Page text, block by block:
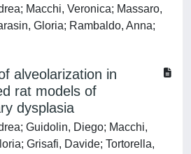
Macchi, Veronica; Massaro,
Gloria; Rambaldo, Anna;
alveolarization in
rat models of
dysplasia
Guidolin, Diego; Macchi,
Grisafi, Davide; Tortorella,